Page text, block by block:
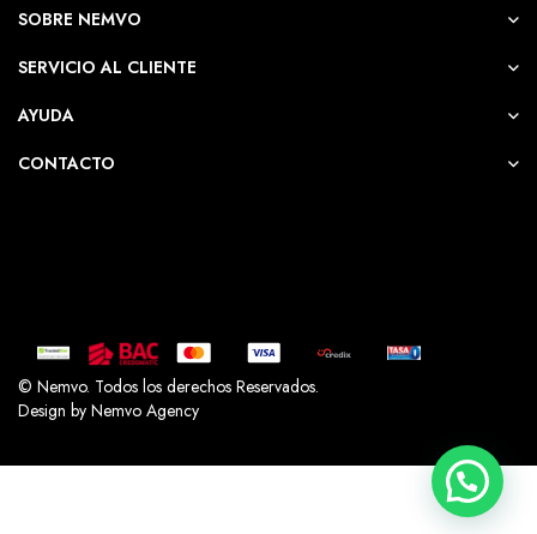
SOBRE NEMVO
SERVICIO AL CLIENTE
AYUDA
CONTACTO
© Nemvo. Todos los derechos Reservados.
Design by Nemvo Agency
Whatsapp NemvoShop
Ahorra -24%! Este
Tengo una pregunta sobreAdaptador de
corriente Apple USB-C 20W ()